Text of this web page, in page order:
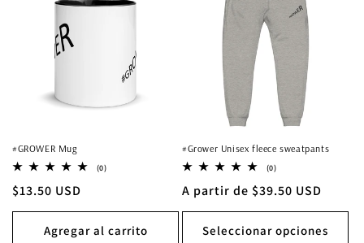
#GROWER Mug
(0)0
Precio
habitual
$13.50 USD
Agregar al carrito
#Grower Unisex fleece sweatpants
(0)0
totales
Precio
habitual
A partir de $39.50 USD
Seleccionar opciones